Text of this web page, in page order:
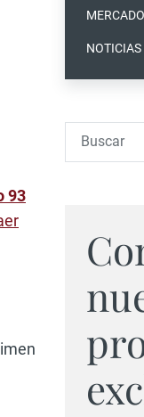
93
MERCADO
NOTICIAS